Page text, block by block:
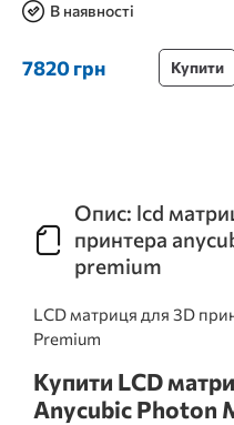
В наявності
7820 грн Купити
Опис: lcd
принтера
premium
LCD матриця для 3D
Premium
Купити LCD
Anycubic Photon